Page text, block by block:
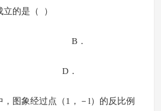
立的是（ ）
B．
D．
，图象经过点（1，－l）的反比例